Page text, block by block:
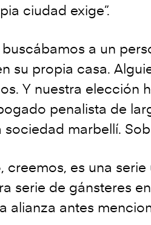
ciudad exige”.
a un
su propia casa.
Y nuestra elección
penalista de
marbellí.
creemos, es una
serie de gánsteres
antes